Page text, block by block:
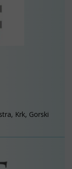
Krk, Gorski